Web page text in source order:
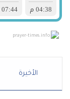
prayer-times.info
الأخيرة